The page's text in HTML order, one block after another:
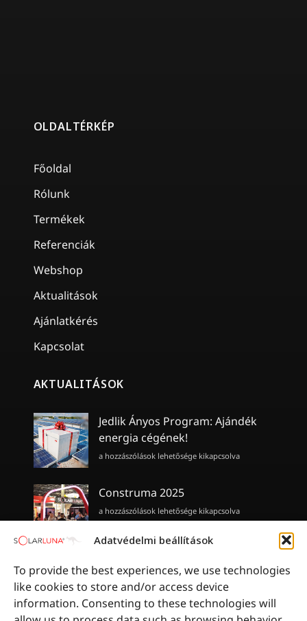
Adatvédelmi beállítások
To provide the best experiences, we use technologies
like cookies to store and/or access device
information. Consenting to these technologies will
OLDALTÉRKÉP
Főoldal
Rólunk
Termékek
Referenciák
Webshop
Aktualitások
Ajánlatkérés
Kapcsolat
AKTUALITÁSOK
Jedlik Ányos Program: Ajándék
energia cégének!
Jedlik
Ajándék
cégének!
a hozzászólások lehetősége kikapcsolva
Construma 2025
Construma
2025
a hozzászólások lehetősége kikapcsolva
KKV Technológia Plusz 0%
Hitelprogram
Technológia
a hozzászólások lehetősége kikapcsolva